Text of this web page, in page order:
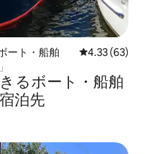
ート・船舶 レビュー63
4.33 (63)
るボート・船舶
泊先